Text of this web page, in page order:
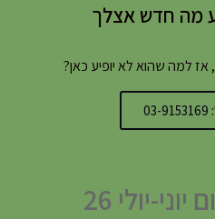
מה חדש אצלך
אז למה שהוא לא יופיע כאן?
יולי 26